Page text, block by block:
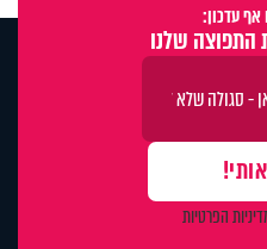
עדכון:
שלנו
הפרטיות